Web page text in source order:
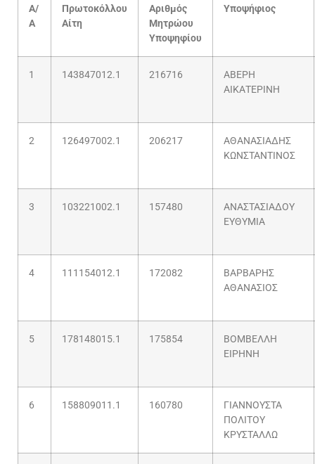
Α/
Α
Πρωτοκόλλου
Αίτη
Αριθμός
Μητρώου
Υποψηφίου
Υποψήφιος
1 143847012.1 216716
ΑΒΕΡΗ
ΑΙΚΑΤΕΡΙΝΗ
2 126497002.1 206217
ΑΘΑΝΑΣΙΑΔΗΣ
ΚΩΝΣΤΑΝΤΙΝΟΣ
3 103221002.1 157480
ΑΝΑΣΤΑΣΙΑΔΟΥ
ΕΥΘΥΜΙΑ
4 111154012.1 172082
ΒΑΡΒΑΡΗΣ
ΑΘΑΝΑΣΙΟΣ
5 178148015.1 175854
ΒΟΜΒΕΛΛΗ
ΕΙΡΗΝΗ
6 158809011.1 160780
ΓΙΑΝΝΟΥΣΤΑ
ΠΟΛΙΤΟΥ
ΚΡΥΣΤΑΛΛΩ